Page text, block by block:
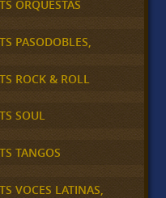
ORQUESTAS
PASODOBLES,
ROCK & ROLL
SOUL
TANGOS
VOCES LATINAS,